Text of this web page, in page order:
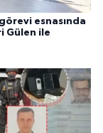
esnasında
Gülen ile